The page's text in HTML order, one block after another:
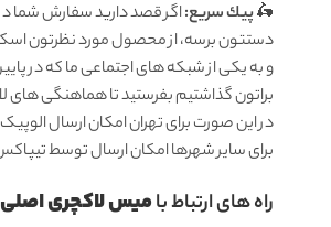
🛵پيك سریع:اگر قصد دارید سفارش شما
دستتون برسه، از محصول مورد نظرتون
و به یکی از شبکه های اجتماعی ما که در
براتون گذاشتیم بفرستید تا هماهنگی های
در این صورت برای تهران امکان ارسال
برای سایر شهرها امکان ارسال توسط
راه های ارتباط بامیس لاکچری اصلی